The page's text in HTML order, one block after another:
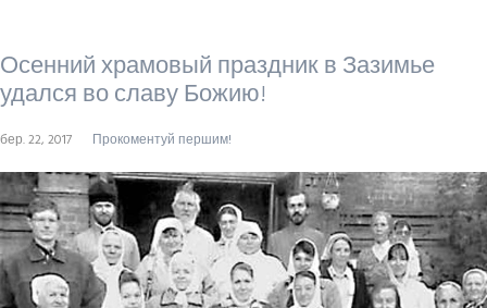
Осенний храмовый праздник в Зазимье
удался во славу Божию!
бер. 22, 2017 Прокоментуй першим!